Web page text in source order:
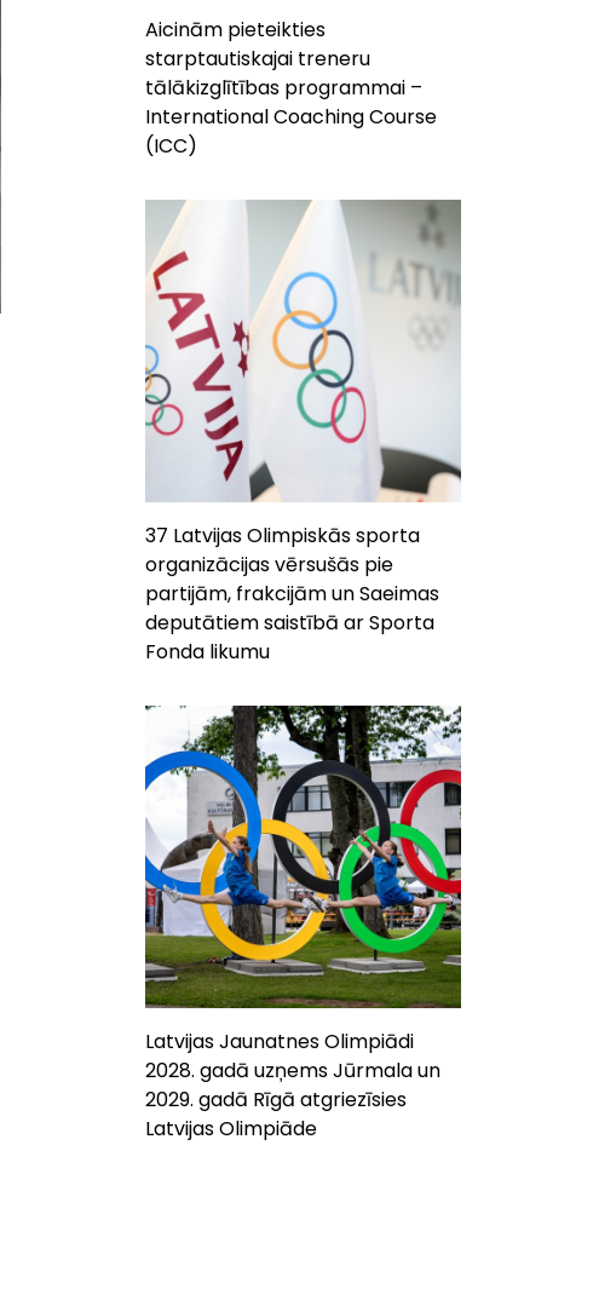
Aicinām pieteikties
starptautiskajai treneru
tālākizglītības programmai –
International Coaching Course
(ICC)
37 Latvijas Olimpiskās sporta
organizācijas vērsušās pie
partijām, frakcijām un Saeimas
deputātiem saistībā ar Sporta
Fonda likumu
Latvijas Jaunatnes Olimpiādi
2028. gadā uzņems Jūrmala un
2029. gadā Rīgā atgriezīsies
Latvijas Olimpiāde